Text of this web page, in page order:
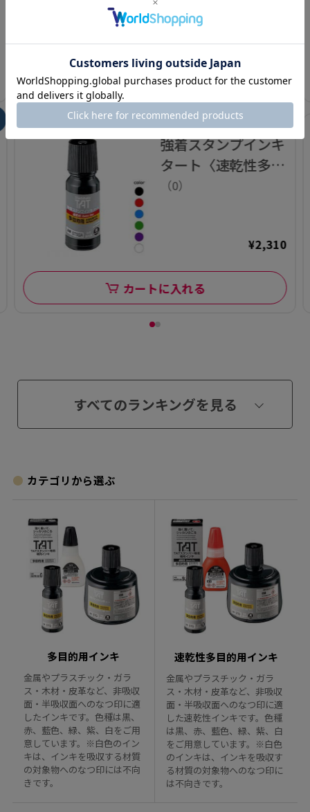
カートに入れる
強着スタンプインキ
タート〈速乾性多目
的用〉小瓶 55ml
（0）
¥2,310
カートに入れる
すべてのランキングを見る
カテゴリから選ぶ
多目的用インキ
金属やプラスチック・ガラ
ス・木材・皮革など、非吸収
面・半吸収面へのなつ印に適
したインキです。色種は黒、
赤、藍色、緑、紫、白をご用
意しています。※白色のイン
キは、インキを吸収する材質
の対象物へのなつ印には不向
きです。
速乾性多目的用インキ
金属やプラスチック・ガラ
ス・木材・皮革など、非吸収
面・半吸収面へのなつ印に適
した速乾性インキです。色種
は黒、赤、藍色、緑、紫、白
をご用意しています。※白色
のインキは、インキを吸収す
る材質の対象物へのなつ印に
は不向きです。